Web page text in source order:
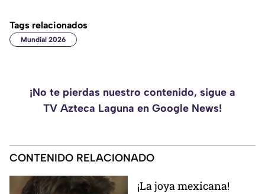
Tags relacionados
Mundial 2026
¡No te pierdas nuestro contenido, sigue a
TV Azteca Laguna en Google News!
CONTENIDO RELACIONADO
¡La joya mexicana!